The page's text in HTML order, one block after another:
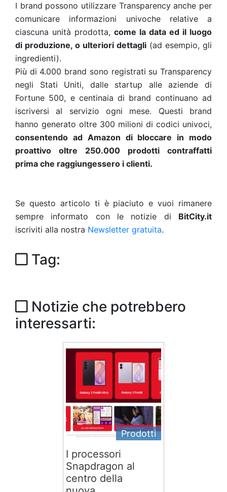
I brand possono utilizzare Transparency anche per
comunicare informazioni univoche relative a
ciascuna unità prodotta, come la data ed il luogo
di produzione, o ulteriori dettagli (ad esempio, gli
ingredienti).
Più di 4.000 brand sono registrati su Transparency
negli Stati Uniti, dalle startup alle aziende di
Fortune 500, e centinaia di brand continuano ad
iscriversi al servizio ogni mese. Questi brand
hanno generato oltre 300 milioni di codici univoci,
consentendo ad Amazon di bloccare in modo
proattivo oltre 250.000 prodotti contraffatti
prima che raggiungessero i clienti.
Se questo articolo ti è piaciuto e vuoi rimanere
sempre informato con le notizie di BitCity.it
iscriviti alla nostra Newsletter gratuita.
Tag:
Notizie che potrebbero
interessarti:
Prodotti
I processori
Snapdragon al
centro della